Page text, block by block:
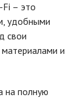
Fi – это
удобными
свои
и
на полную